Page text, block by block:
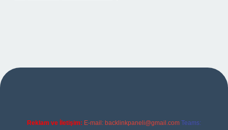
giriş
Reklam ve İletişim: E-mail: backlinkpaneli@gmail.com Teams: